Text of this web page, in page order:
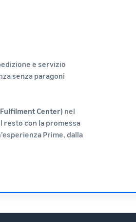
e servizio
senza paragoni
Center) nel
resto con la promessa
Prime, dalla